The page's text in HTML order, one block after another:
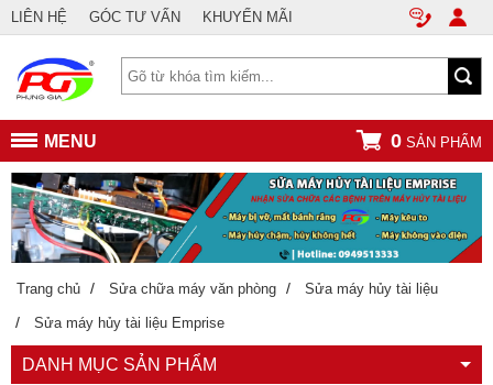
LIÊN HỆ GÓC TƯ VẤN KHUYẾN MÃI
MENU 0 SẢN PHẨM
Trang chủ / Sửa chữa máy văn phòng / Sửa máy hủy tài liệu
/ Sửa máy hủy tài liệu Emprise
DANH MỤC SẢN PHẨM